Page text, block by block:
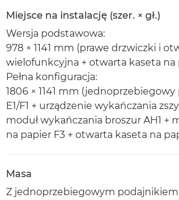
Miejsce na instalację (szer. × gł.)
Wersja podstawowa:
978 × 1141 mm (prawe drzwiczki i
wielofunkcyjna + otwarta kaseta na
Pełna konfiguracja:
1806 × 1141 mm
E1/F1 + urządzenie wykańczania
moduł wykańczania broszur AH1 +
na papier F3 + otwarta kaseta na
Masa
Z jednoprzebiegowym podajnikiem